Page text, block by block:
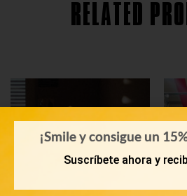
RELATED
¡Smile y consigue un
Suscríbete ahora y